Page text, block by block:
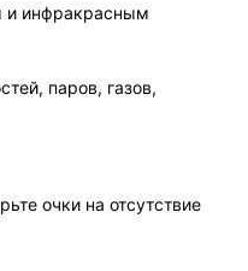
и инфракрасным
паров, газов,
очки на отсутствие